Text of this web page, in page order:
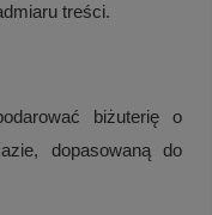
treści.
biżuterię o
dopasowaną do